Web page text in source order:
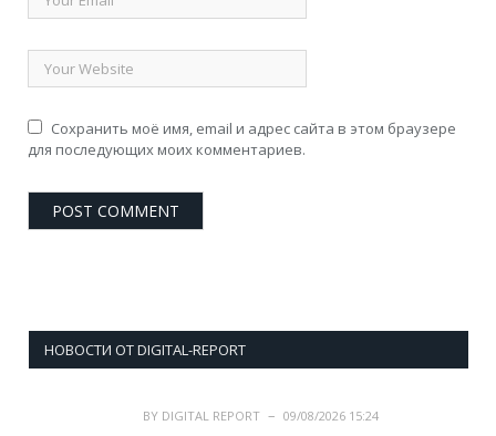
Сохранить моё имя, email и адрес сайта в этом браузере
для последующих моих комментариев.
НОВОСТИ ОТ DIGITAL-REPORT
BY DIGITAL REPORT
09/08/2026 15:24